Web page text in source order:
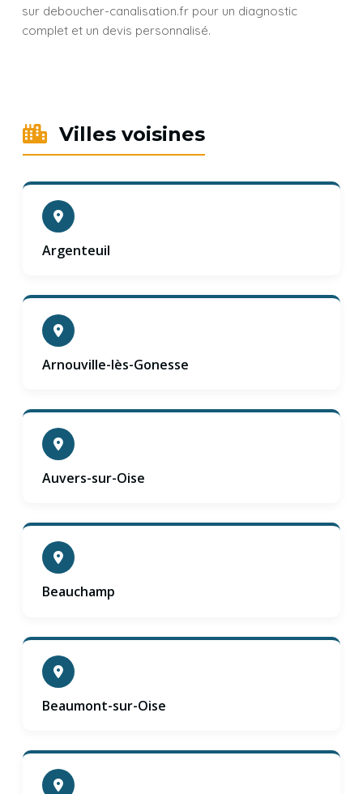
sur deboucher-canalisation.fr pour un diagnostic
complet et un devis personnalisé.
Villes voisines
Argenteuil
Arnouville-lès-Gonesse
Auvers-sur-Oise
Beauchamp
Beaumont-sur-Oise